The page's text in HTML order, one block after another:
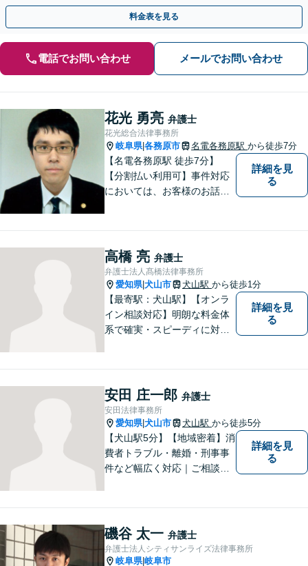
まで幅広く対応【休日・夜間相談可｜駐車場あり】
料金表を見る
電話でお問い合わせ メールでお問い合わせ
花光 勇亮 弁護士
花光総合法律事務所
岐阜県|各務原市 名電各務原駅 から徒歩7分
【名電各務原駅 徒歩7分】
【分割払い利用可】事件対応
においては、お客様のお話を
ることを心がけています。
詳細を見
る
高橋 亮 弁護士
弁護士法人髙橋法律事務所
愛知県|犬山市 犬山駅 から徒歩1分
【最寄駅：犬山駅】【オンラ
イン相談対応】明朗な料金体
系で確実・スピーディに対応
に対応します。【初回相談無
料】法律トラブルでお悩みの
方は、お気軽にご相談くださ
い。
詳細を見
る
安田 庄一郎 弁護士
安田法律事務所
愛知県|犬山市 犬山駅 から徒歩5分
【犬山駅5分】【地域密着】消
費者トラブル・離婚・刑事事
件など幅広く対応｜ご相談者
休日・時間外対応可】
詳細を見
る
磯谷 太一 弁護士
弁護士法人シティサンライズ法律事務所
岐阜県|岐阜市